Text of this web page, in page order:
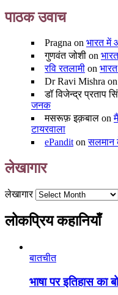
पाठक उवाच
Pragna on भारत में
गुणवंत जोशी on
रवि रतलामी on
Dr Ravi Mishra on
डॉ विजेन्द्र प्रताप
जनक
मसरूफ़ इक़बाल on
टायरवाला
ePanditonसलमान
लेखागार
लेखागार
लोकप्रिय कहानियाँ
बातचीत
भाषा पर इतिहास का